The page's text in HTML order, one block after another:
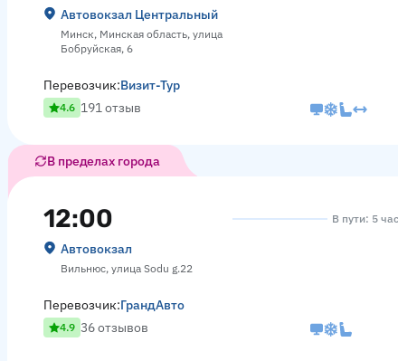
Автовокзал Центральный
Минск, Минская область, улица
Бобруйская, 6
Перевозчик:Визит-Тур
4.6 191 отзыв
В пределах города
12:00
Автовокзал
Вильнюс, улица Sodu g.22
В пути: 5
Перевозчик:ГрандАвто
4.9 36 отзывов